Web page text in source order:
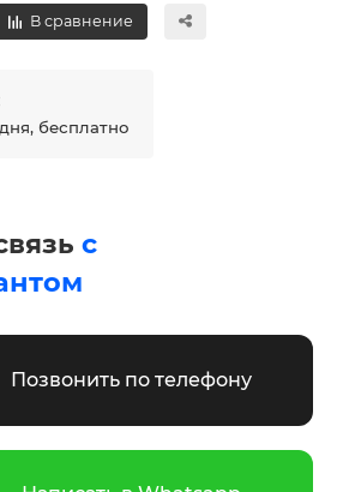
В сравнение
бесплатно
с
Позвонить по телефону